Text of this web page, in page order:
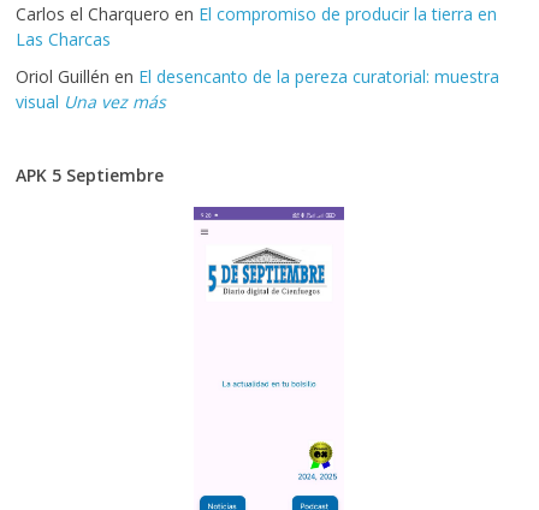
Carlos el Charquero en El compromiso de producir la tierra en
Las Charcas
Oriol Guillén en El desencanto de la pereza curatorial: muestra
visual Una vez más
APK 5 Septiembre